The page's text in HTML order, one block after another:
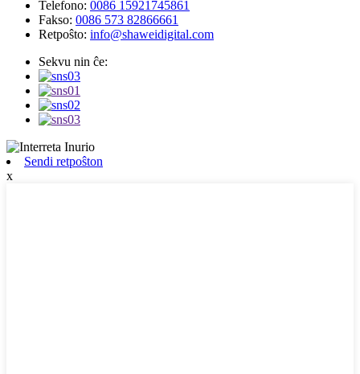
Telefono: 0086 15921745861
Fakso: 0086 573 82866661
Retpoŝto: info@shaweidigital.com
Sekvu nin ĉe:
Sendi retpoŝton
x